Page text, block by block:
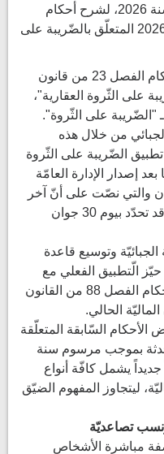
الجبائي، المذكّرة العامّة عدد 13 لسنة 2026، لشرح أحكام
الفصل 88 من قانون الماليّة لسنة 2026 المتعلّق بالضّريبة على
ويأتي هذا الإجراء ليعوّض رسميّاً أحكام الفصل 23 من قانون
بـ"الضّريبة على الثّروة العقارية"،
"الضّريبة على الثّروة".
من خلال هذه
الضّريبة على الثّروة
إصدار الإدارة العامّة
والتي نصّت على أنّ آخر
اجل للتّصريح بالضّريبة على الثّروة قد تحدّد بيوم 30 جوان
وتوسيع قاعدة
حيّز الّتطبيق الفعلي مع
مطلع سنة 2026، وذلك بمقتضى أحكام الفصل 88 من القانون
الأحكام السّابقة المتعلّقة
بموجب مرسوم سنة
جديداً يشمل كافّة أنواع
ليتجاوز المفهوم الضيّق
مباشرة الأشخاص